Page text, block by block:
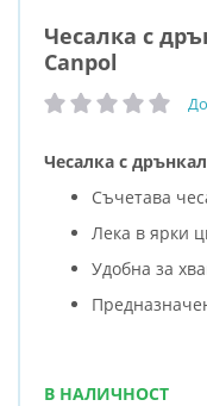
Чесалка с
Canpol
рейтинг:
Чесалка с
Съчетава
Лека в ярки
Удобна за
В НАЛИЧНОСТ